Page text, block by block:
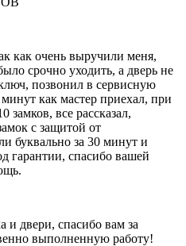
как очень выручили меня,
срочно уходить, а дверь не
позвонил в сервисную
как мастер приехал, при
замков, все рассказал,
с защитой от
буквально за 30 минут и
гарантии, спасибо вашей
и двери, спасибо вам за
выполненную работу!